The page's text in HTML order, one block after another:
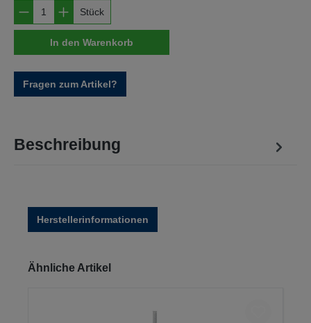
Produkt Anzahl: Gib den gewünschten
Stück
In den Warenkorb
Fragen zum Artikel?
Beschreibung
Herstellerinformationen
Produktgalerie überspringen
Ähnliche Artikel